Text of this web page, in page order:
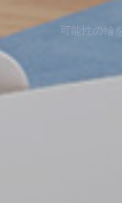
可能性の輪